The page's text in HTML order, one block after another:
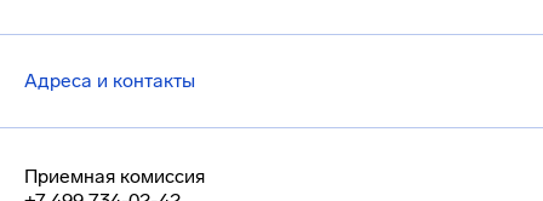
Адреса и контакты
Приемная комиссия